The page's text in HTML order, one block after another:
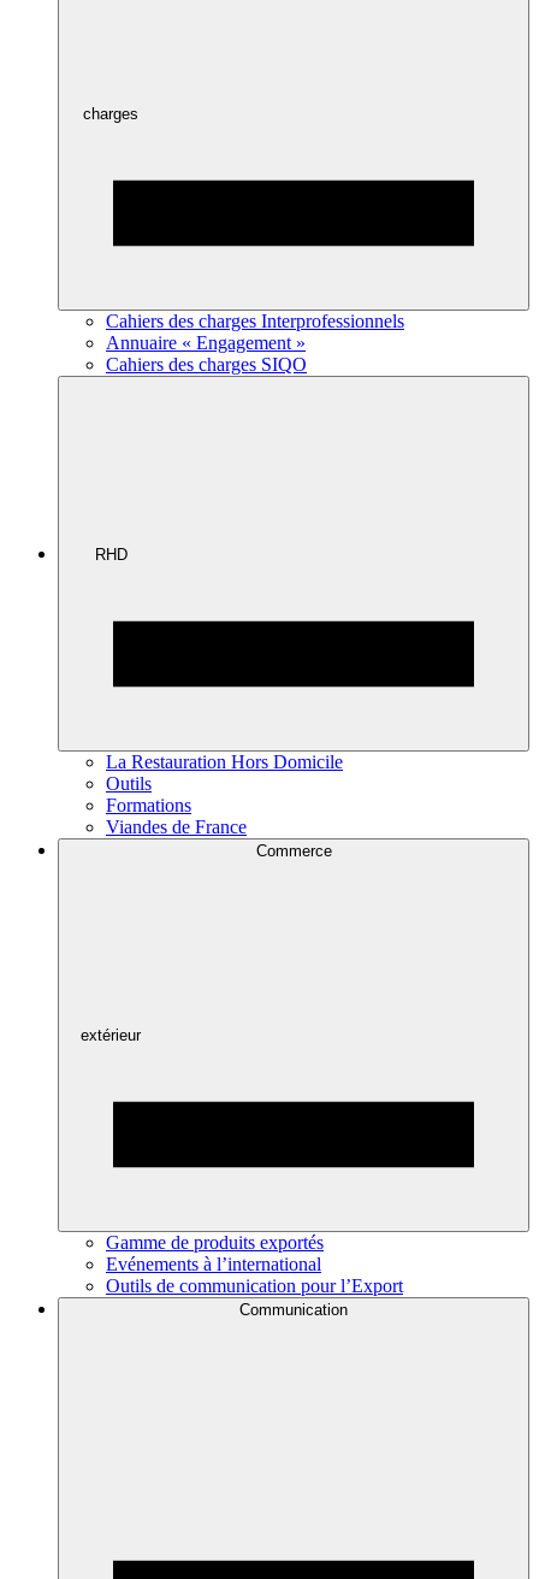
charges
Cahiers des charges Interprofessionnels
Annuaire « Engagement »
Cahiers des charges SIQO
RHD
La Restauration Hors Domicile
Outils
Formations
Viandes de France
Commerce
extérieur
Gamme de produits exportés
Evénements à l’international
Outils de communication pour l’Export
Communication